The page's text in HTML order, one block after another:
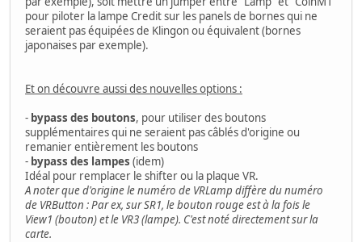
pour piloter la lampe Credit sur les panels de bornes qui ne
seraient pas équipées de Klingon ou équivalent (bornes
japonaises par exemple).
Et on découvre aussi des nouvelles options :
- bypass des boutons, pour utiliser des boutons
supplémentaires qui ne seraient pas câblés d'origine ou
remanier entièrement les boutons
- bypass des lampes (idem)
Idéal pour remplacer le shifter ou la plaque VR.
A noter que d'origine le numéro de VRLamp diffère du numéro
de VRButton : Par ex, sur SR1, le bouton rouge est à la fois le
View1 (bouton) et le VR3 (lampe). C'est noté directement sur la
carte.